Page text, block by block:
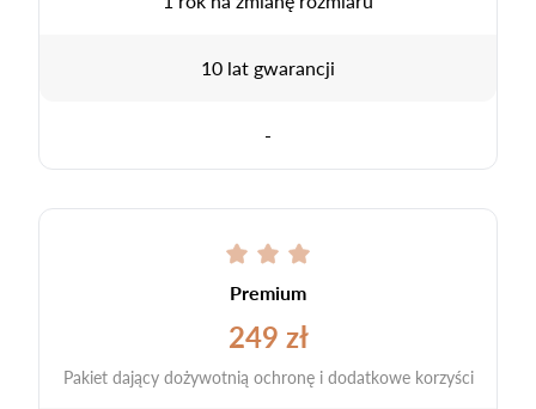
10 lat gwarancji
-
Premium
249 zł
Pakiet dający dożywotnią ochronę i dodatkowe korzyści